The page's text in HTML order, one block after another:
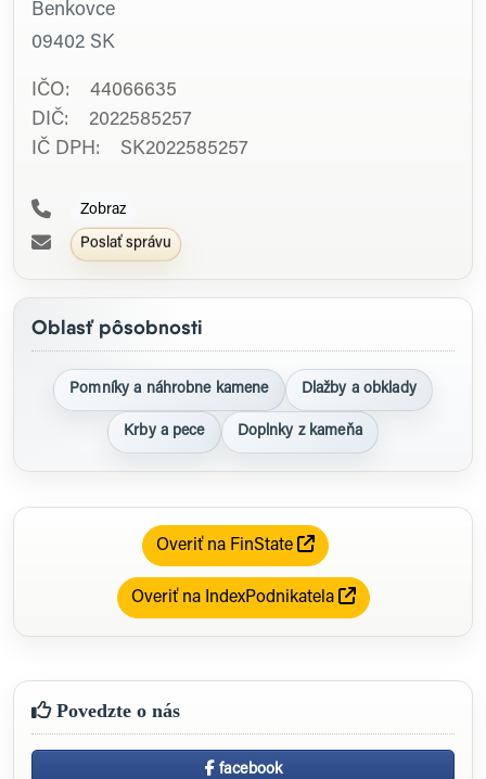
Benkovce
09402 SK
IČO: 44066635
DIČ: 2022585257
IČ DPH: SK2022585257
Zobraz
Poslať správu
Oblasť pôsobnosti
Pomníky a náhrobne kamene Dlažby a obklady
Krby a pece Doplnky z kameňa
Overiť na FinState
Overiť na IndexPodnikatela
Povedzte o nás
facebook